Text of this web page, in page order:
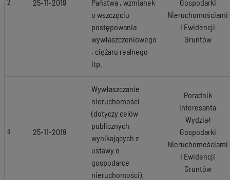
2 25-11-2019
Państwa , wzmianek
o wszczęciu
postępowania
wywłaszczeniowego
, ciężaru realnego
itp.
Gospodarki
Nieruchomościami
i Ewidencji
Gruntów
3 25-11-2019
Wywłaszczanie
nieruchomości
(dotyczy celów
publicznych
wynikających z
ustawy o
gospodarce
nieruchomości).
Poradnik
interesanta
Wydział
Gospodarki
Nieruchomościami
i Ewidencji
Gruntów